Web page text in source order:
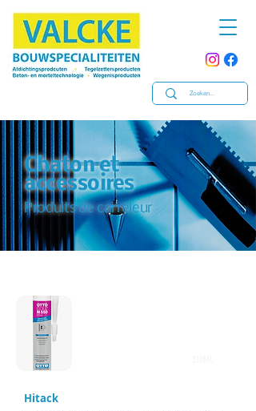
Chaton et
accessoires
Produits de carreleur
Hitack